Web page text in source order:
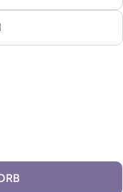
Platingrau